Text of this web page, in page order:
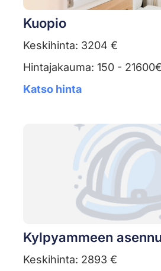
Kuopio
Keskihinta: 3204 €
Hintajakauma: 150 - 21600€
Katso hinta
Kylpyammeen
Keskihinta: 2893 €